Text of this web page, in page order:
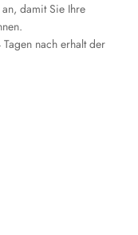
damit Sie Ihre
nach erhalt der